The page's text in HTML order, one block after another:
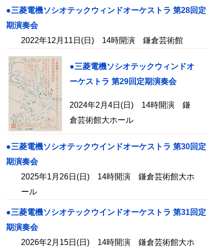
●三菱電機ソシオテックウィンドオーケストラ 第28回定
期演奏会
2022年12月11日(日) 14時開演 鎌倉芸術館
●三菱電機ソシオテックウィンドオ
ーケストラ 第29回定期演奏会
2024年2月4日(日) 14時開演 鎌
倉芸術館大ホール
●三菱電機ソシオテックウインドオーケストラ 第30回定
期演奏会
2025年1月26日(日) 14時開演 鎌倉芸術館大ホ
ール
●三菱電機ソシオテックウインドオーケストラ 第31回定
期演奏会
2026年2月15日(日) 14時開演 鎌倉芸術館大ホ